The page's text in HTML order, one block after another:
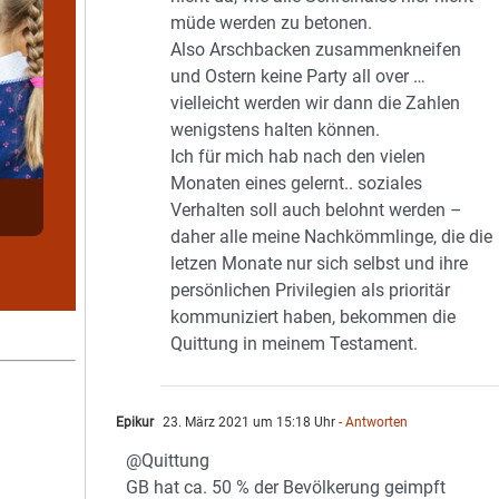
müde werden zu betonen.
Also Arschbacken zusammenkneifen
und Ostern keine Party all over …
vielleicht werden wir dann die Zahlen
wenigstens halten können.
Ich für mich hab nach den vielen
Monaten eines gelernt.. soziales
Verhalten soll auch belohnt werden –
daher alle meine Nachkömmlinge, die die
letzen Monate nur sich selbst und ihre
persönlichen Privilegien als prioritär
kommuniziert haben, bekommen die
Quittung in meinem Testament.
Epikur 23. März 2021 um 15:18 Uhr - Antworten
@Quittung
GB hat ca. 50 % der Bevölkerung geimpft